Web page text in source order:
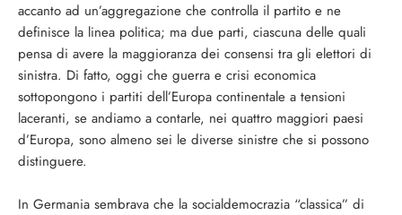
accanto ad un’aggregazione che controlla il partito e ne
definisce la linea politica; ma due parti, ciascuna delle quali
pensa di avere la maggioranza dei consensi tra gli elettori di
sinistra. Di fatto, oggi che guerra e crisi economica
sottopongono i partiti dell’Europa continentale a tensioni
laceranti, se andiamo a contarle, nei quattro maggiori paesi
d’Europa, sono almeno sei le diverse sinistre che si possono
distinguere.
In Germania sembrava che la socialdemocrazia “classica” di